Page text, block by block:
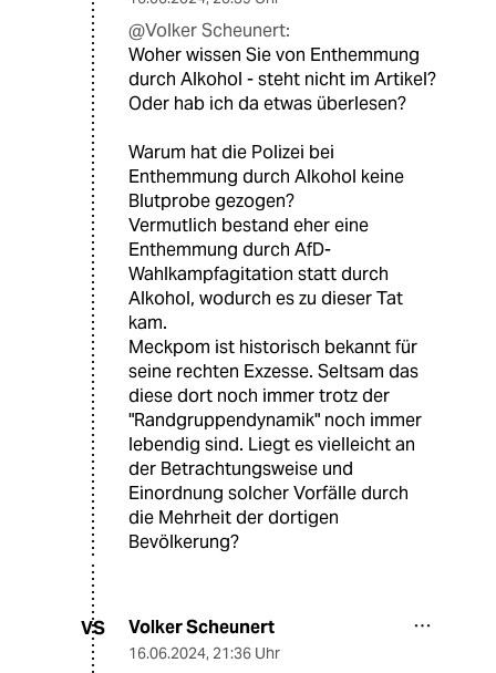
@Volker Scheunert:
Woher wissen Sie von Enthemmung
durch Alkohol - steht nicht im Artikel?
Oder hab ich da etwas überlesen?
Warum hat die Polizei bei
Enthemmung durch Alkohol keine
Blutprobe gezogen?
Vermutlich bestand eher eine
Enthemmung durch AfD-
Wahlkampfagitation statt durch
Alkohol, wodurch es zu dieser Tat
kam.
Meckpom ist historisch bekannt für
seine rechten Exzesse. Seltsam das
diese dort noch immer trotz der
"Randgruppendynamik" noch immer
lebendig sind. Liegt es vielleicht an
der Betrachtungsweise und
Einordnung solcher Vorfälle durch
die Mehrheit der dortigen
Bevölkerung?
VS Volker Scheunert
16.06.2024, 21:36 Uhr